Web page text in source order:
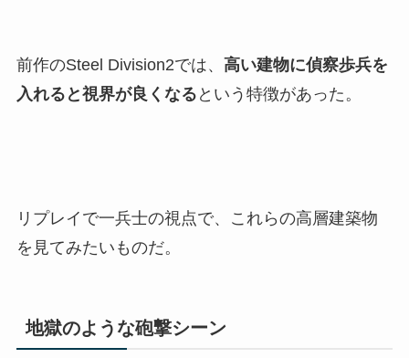
前作のSteel Division2では、 高い建物に偵察歩兵を
入れると視界が良くなる という特徴があった。
リプレイで一兵士の視点で、これらの高層建築物
を見てみたいものだ。
地獄のような砲撃シーン